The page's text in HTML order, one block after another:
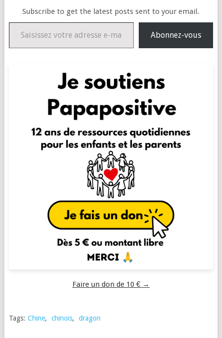
Subscribe to get the latest posts sent to your email.
Saisissez votre adresse e-mail…
Abonnez-vous
Faire un don de 10 € →
Tags: Chine, chinois, dragon